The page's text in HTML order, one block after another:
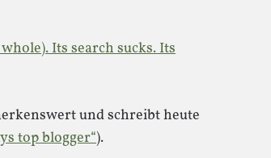
Its search sucks. Its
und schreibt heute
top blogger“).